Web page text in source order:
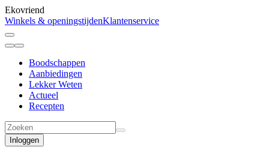
Ekovriend
Winkels & openingstijdenKlantenservice
Boodschappen
Aanbiedingen
Lekker Weten
Actueel
Recepten
Inloggen